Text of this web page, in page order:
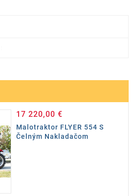
17 220,00 €Cena
Malotraktor FLYER 554 S
Čelným Nakladačom